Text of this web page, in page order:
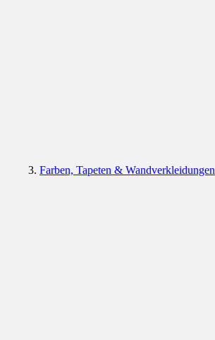
Farben, Tapeten & Wandverkleidungen